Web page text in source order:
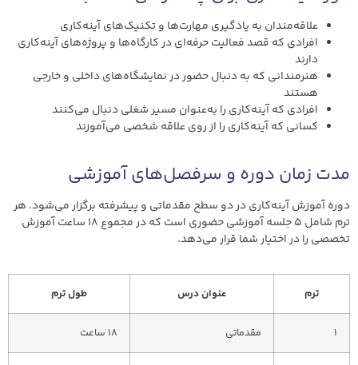
علاقه‌مندان به یادگیری مهارت‌ها و تکنیک‌های آینه‌کاری
افرادی که قصد فعالیت حرفه‌ای در کارگاه‌ها و پروژه‌های آینه‌کاری
دارند
هنرمندانی که به دنبال حضور در نمایشگاه‌های داخلی و خارجی
هستند
افرادی که آینه‌کاری را به‌عنوان مسیر شغلی دنبال می‌کنند
کسانی که آینه‌کاری را از روی علاقه شخصی می‌آموزند
مدت زمان دوره و سرفصل‌های آموزشی
دوره آموزش آینه‌کاری در دو سطح مقدماتی و پیشرفته برگزار می‌شود. هر
ترم شامل ۵ جلسه آموزشی حضوری است که در مجموع ۱۸ ساعت آموزش
تخصصی را در اختیار شما قرار می‌دهد.
ترم عنوان درس طول ترم
1 مقدماتی 18 ساعت